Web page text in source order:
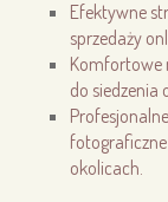
Efektywne
sprzedaży
Komfortowe
do siedzenia
okolicach.